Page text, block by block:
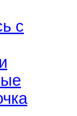
с